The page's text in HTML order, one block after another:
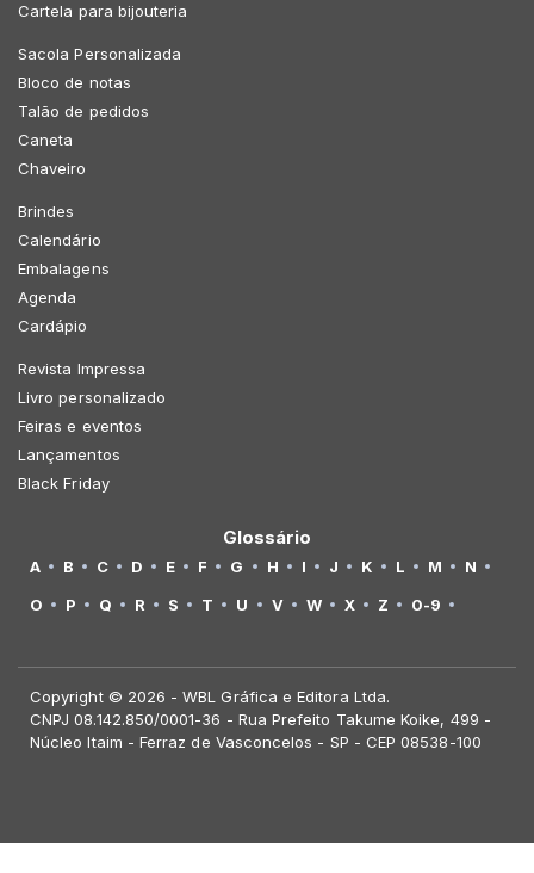
Cartela para bijouteria
Sacola Personalizada
Bloco de notas
Talão de pedidos
Caneta
Chaveiro
Brindes
Calendário
Embalagens
Agenda
Cardápio
Revista Impressa
Livro personalizado
Feiras e eventos
Lançamentos
Black Friday
Glossário
A B C D E F G H I J K L M
N
O
P Q R S T U V W X Z 0-9
Copyright © 2026 - WBL Gráfica e Editora Ltda.
CNPJ 08.142.850/0001-36 - Rua Prefeito Takume Koike, 499 -
Núcleo Itaim - Ferraz de Vasconcelos - SP - CEP 08538-100